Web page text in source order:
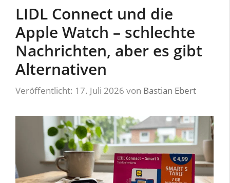
LIDL Connect und die
Apple Watch – schlechte
Nachrichten, aber es gibt
Alternativen
Veröffentlicht: 17. Juli 2026 von Bastian Ebert